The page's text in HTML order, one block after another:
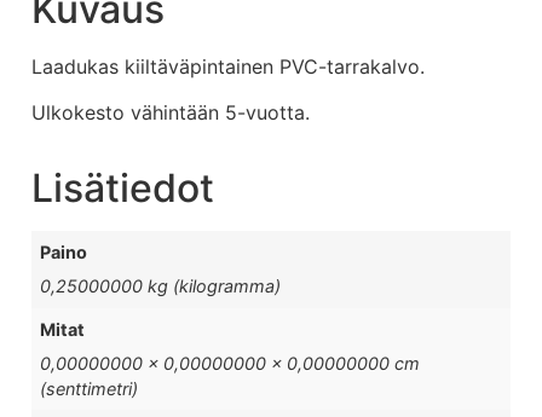
Laadukas kiiltäväpintainen PVC-tarrakalvo.
Ulkokesto vähintään 5-vuotta.
Lisätiedot
Paino
0,25000000 kg (kilogramma)
Mitat
0,00000000 × 0,00000000 × 0,00000000 cm
(senttimetri)